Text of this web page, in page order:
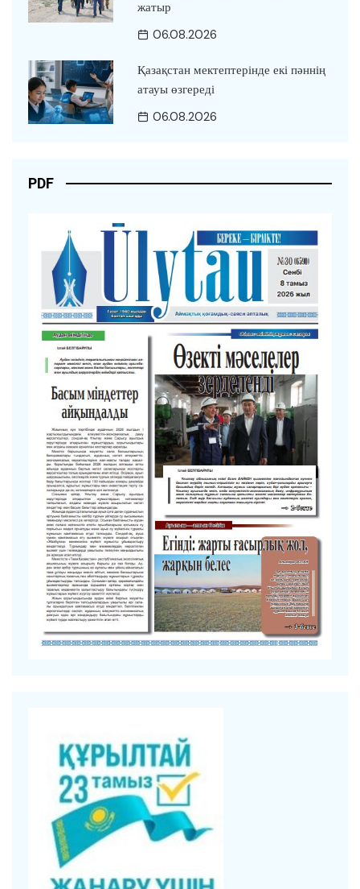
жатыр
06.08.2026
Қазақстан мектептерінде екі пәннің
атауы өзгереді
06.08.2026
PDF